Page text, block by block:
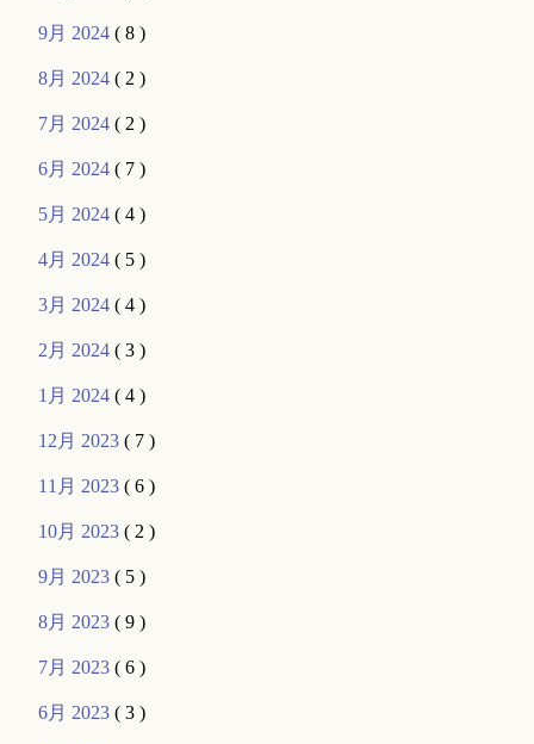
9月 2024( 8 )
8月 2024( 2 )
7月 2024( 2 )
6月 2024( 7 )
5月 2024( 4 )
4月 2024( 5 )
3月 2024( 4 )
2月 2024( 3 )
1月 2024( 4 )
12月 2023( 7 )
11月 2023( 6 )
10月 2023( 2 )
9月 2023( 5 )
8月 2023( 9 )
7月 2023( 6 )
6月 2023( 3 )